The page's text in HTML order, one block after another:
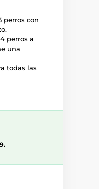
perros con
perros a
una
todas las